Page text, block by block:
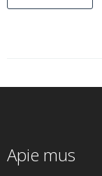
Apie mus